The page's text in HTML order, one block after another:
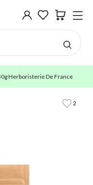
Herboristerie De France
2